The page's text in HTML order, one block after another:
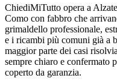
ChiediMiTutto opera a
Como con fabbro che
grimaldello professionale,
e i ricambi più comuni già a
maggior parte dei casi
sempre chiaro e confermato
coperto da garanzia.